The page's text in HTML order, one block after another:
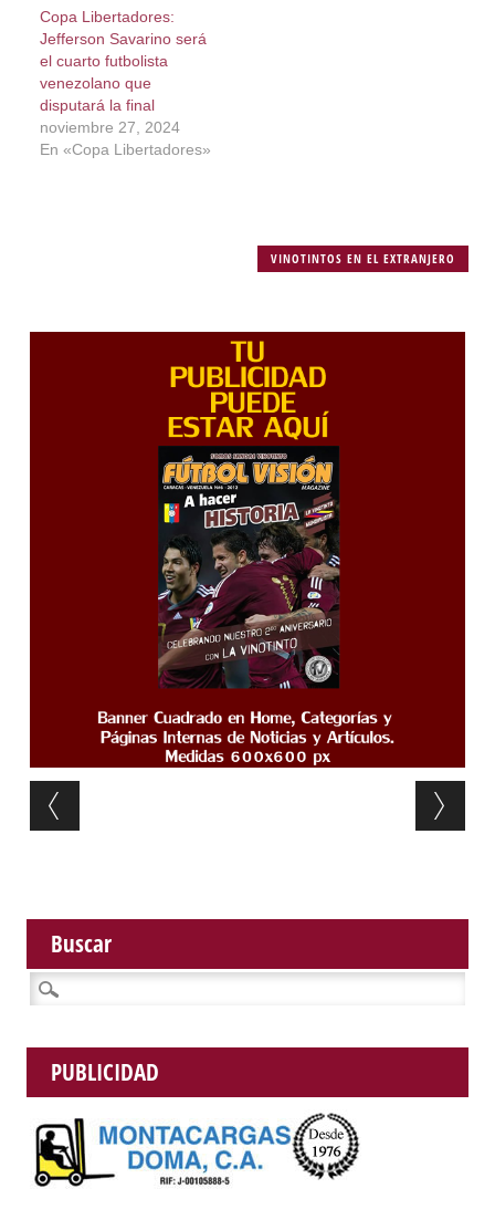
Copa Libertadores:
Jefferson Savarino será
el cuarto futbolista
venezolano que
disputará la final
noviembre 27, 2024
En «Copa Libertadores»
VINOTINTOS EN EL EXTRANJERO
Post navigation
Buscar
Buscar:
PUBLICIDAD